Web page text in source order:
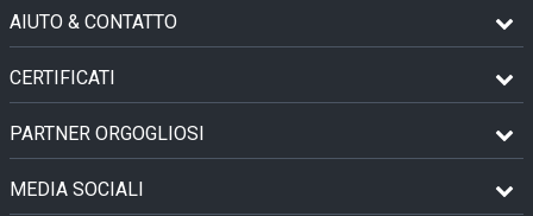
AIUTO & CONTATTO
CERTIFICATI
PARTNER ORGOGLIOSI
MEDIA SOCIALI